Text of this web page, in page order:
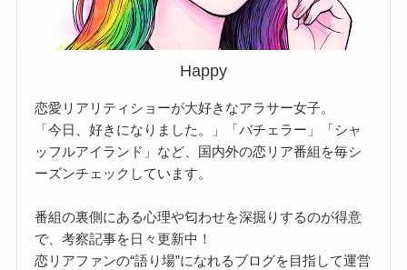
Happy
恋愛リアリティショーが大好きなアラサー女子。
「今日、好きになりました。」「バチェラー」「シャ
ッフルアイランド」など、国内外の恋リア番組を毎シ
ーズンチェックしています。
番組の裏側にある心理や匂わせを深掘りするのが得意
で、考察記事を日々更新中！
恋リアファンの“語り場”になれるブログを目指して運営